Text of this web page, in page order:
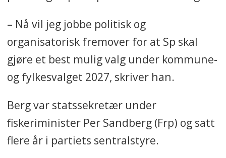
– Nå vil jeg jobbe politisk og
organisatorisk fremover for at Sp skal
gjøre et best mulig valg under kommune-
og fylkesvalget 2027, skriver han.
Berg var statssekretær under
fiskeriminister Per Sandberg (Frp) og satt
flere år i partiets sentralstyre.